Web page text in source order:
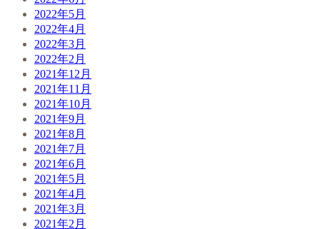
2022年5月
2022年4月
2022年3月
2022年2月
2021年12月
2021年11月
2021年10月
2021年9月
2021年8月
2021年7月
2021年6月
2021年5月
2021年4月
2021年3月
2021年2月